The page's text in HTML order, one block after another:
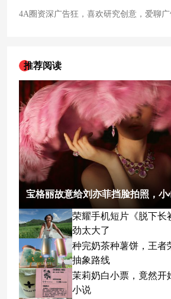
4A圈资深广告狂，喜欢研究创意，爱聊
推荐阅读
宝格丽故意给刘亦菲挡脸拍照，小
荣耀手机短片《脱下长
劲太大了
种完奶茶种薯饼，王者
抽象路线
茉莉奶白小票，竟然开
小说